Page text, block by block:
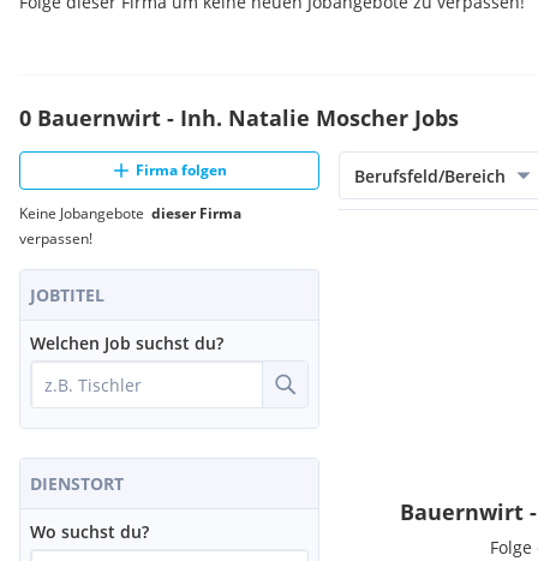
0 Bauernwirt - Inh. Natalie Moscher Jobs
Firma folgen
Keine Jobangebote dieser Firma
verpassen!
JOBTITEL
Welchen Job suchst du?
DIENSTORT
Wo suchst du?
Berufsfeld/Bereich
Bauernwirt